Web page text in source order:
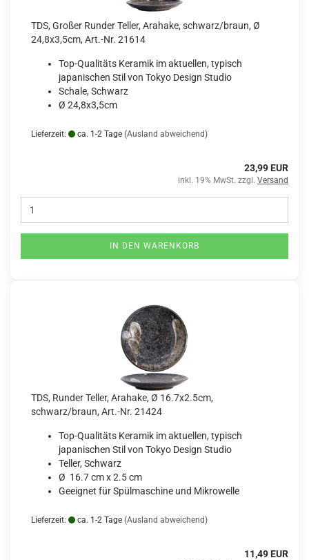
TDS, Großer Runder Teller, Arahake, schwarz/braun, Ø
24,8x3,5cm, Art.-Nr. 21614
Top-Qualitäts Keramik im aktuellen, typisch
japanischen Stil von Tokyo Design Studio
Schale, Schwarz
Ø 24,8x3,5cm
Lieferzeit: ca. 1-2 Tage (Ausland abweichend)
23,99 EUR
inkl. 19% MwSt. zzgl. Versand
IN DEN WARENKORB
TDS, Runder Teller, Arahake, Ø 16.7x2.5cm,
schwarz/braun, Art.-Nr. 21424
Top-Qualitäts Keramik im aktuellen, typisch
japanischen Stil von Tokyo Design Studio
Teller, Schwarz
Ø 16.7 cm x 2.5 cm
Geeignet für Spülmaschine und Mikrowelle
Lieferzeit: ca. 1-2 Tage (Ausland abweichend)
11,49 EUR